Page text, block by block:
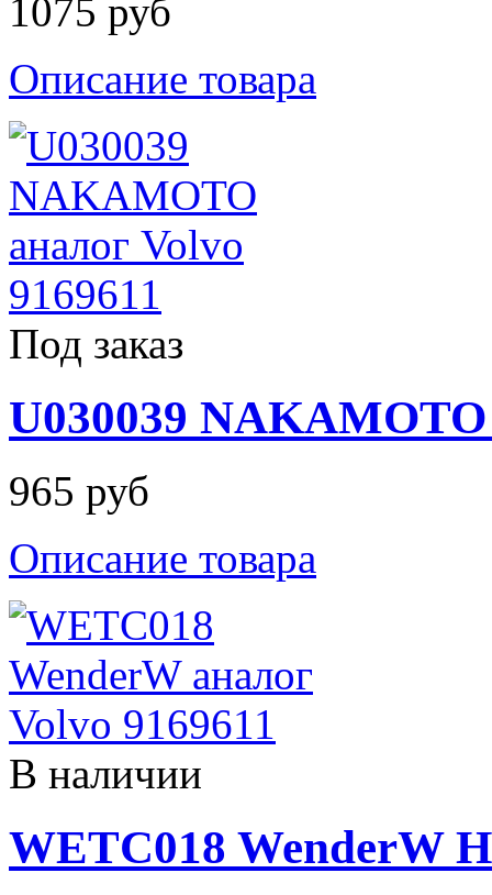
1075 руб
Описание товара
Под заказ
U030039
965 руб
Описание товара
В наличии
WETC018 WenderW